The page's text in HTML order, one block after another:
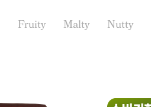
Fruity Malty Nutty